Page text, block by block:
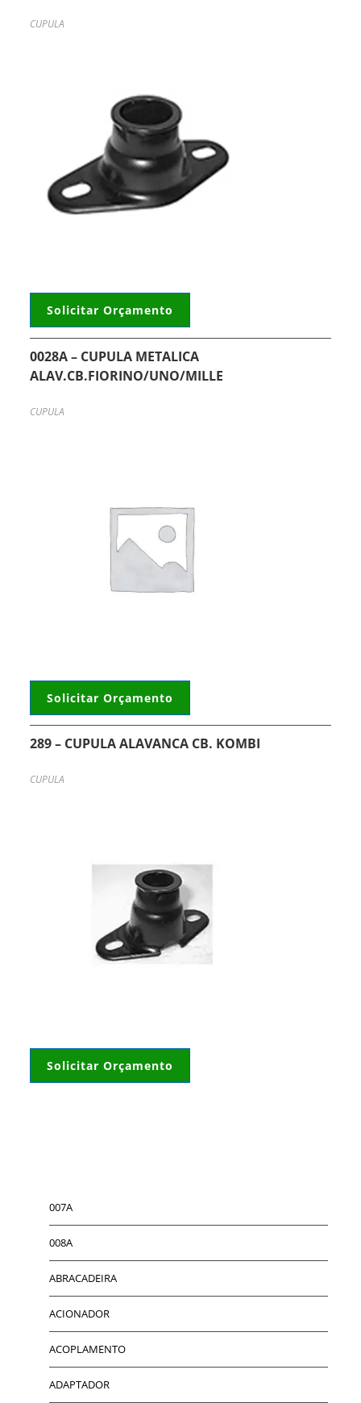
CUPULA
Solicitar Orçamento
0028A – CUPULA METALICA
ALAV.CB.FIORINO/UNO/MILLE
CUPULA
Solicitar Orçamento
289 – CUPULA ALAVANCA CB. KOMBI
CUPULA
Solicitar Orçamento
007A
008A
ABRACADEIRA
ACIONADOR
ACOPLAMENTO
ADAPTADOR